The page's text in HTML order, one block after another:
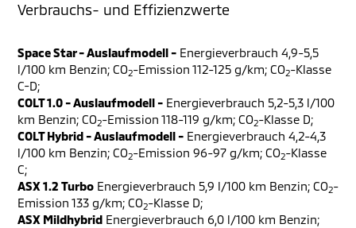
Verbrauchs- und Effizienzwerte
Space Star - Auslaufmodell - Energieverbrauch 4,9-5,5
l/100 km Benzin; CO2-Emission 112-125 g/km; CO2-Klasse
C-D;
COLT 1.0 - Auslaufmodell - Energieverbrauch 5,2-5,3 l/100
km Benzin; CO2-Emission 118-119 g/km; CO2-Klasse D;
COLT Hybrid - Auslaufmodell - Energieverbrauch 4,2-4,3
l/100 km Benzin; CO2-Emission 96-97 g/km; CO2-Klasse
C;
ASX 1.2 Turbo Energieverbrauch 5,9 l/100 km Benzin; CO2-
Emission 133 g/km; CO2-Klasse D;
ASX Mildhybrid Energieverbrauch 6,0 l/100 km Benzin;